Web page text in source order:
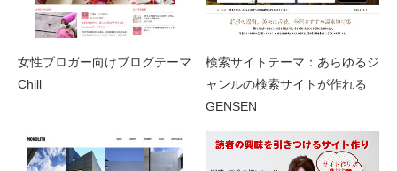
女性ブロガー向けブログテーマ
Chill
検索サイトテーマ：あらゆるジ
ャンルの検索サイトが作れる
GENSEN